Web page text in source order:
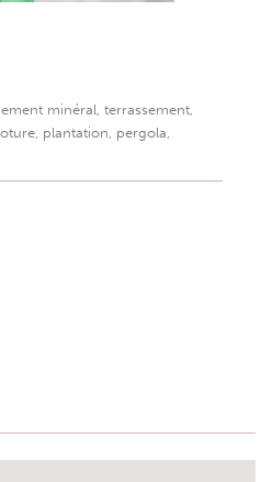
minéral, terrassement,
plantation, pergola,